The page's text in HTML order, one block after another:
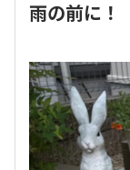
雨の前に